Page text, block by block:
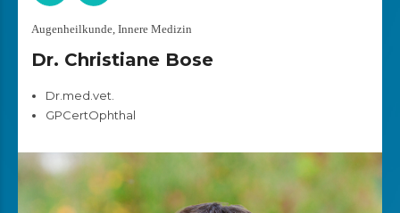
Augenheilkunde, Innere Medizin
Dr. Christiane Bose
Dr.med.vet.
GPCertOphthal